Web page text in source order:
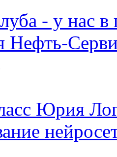
- у нас
Нефть-
Юрия